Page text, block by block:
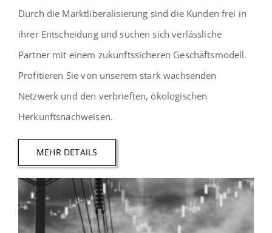
Durch die Marktliberalisierung sind die Kunden frei in
ihrer Entscheidung und suchen sich verlässliche
Partner mit einem zukunftssicheren Geschäftsmodell.
Profitieren Sie von unserem stark wachsenden
Netzwerk und den verbrieften, ökologischen
Herkunftsnachweisen.
MEHR DETAILS